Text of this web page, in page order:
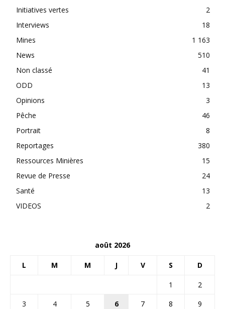
Initiatives vertes
2
Interviews
18
Mines
1 163
News
510
Non classé
41
ODD
13
Opinions
3
Pêche
46
Portrait
8
Reportages
380
Ressources Minières
15
Revue de Presse
24
Santé
13
VIDEOS
2
août 2026
L M M J V S D
1
2
3
4 5 6 7 8
9